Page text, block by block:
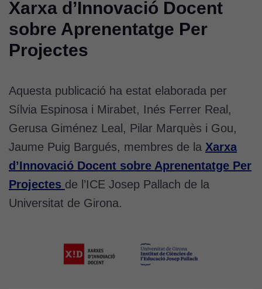
Xarxa d’Innovació Docent
sobre Aprenentatge Per
Projectes
Aquesta publicació ha estat elaborada per
Sílvia Espinosa i Mirabet, Inés Ferrer Real,
Gerusa Giménez Leal, Pilar Marquès i Gou,
Jaume Puig Bargués, membres de la Xarxa
d’Innovació Docent sobre Aprenentatge Per
Projectes de l’ICE Josep Pallach de la
Universitat de Girona.